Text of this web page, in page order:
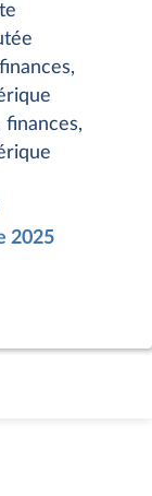
finances,
2025